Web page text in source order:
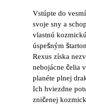
Vstúpte do
svoje sny a
vlastnú
úspešným
Rexus získa
nebojácne čelia
planéte plnej
Ich hviezdne
zničenej